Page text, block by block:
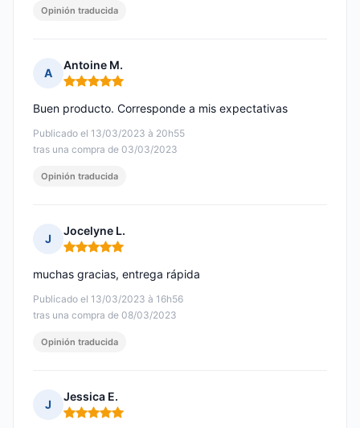
Opinión traducida
A
Antoine M.
Nota: 5 de 5
Publicado el 13/03/2023 à 20h55
tras una compra de 03/03/2023
Buen producto. Corresponde a mis expectativas
Opinión traducida
J
Jocelyne L.
Nota: 5 de 5
Publicado el 13/03/2023 à 16h56
tras una compra de 08/03/2023
muchas gracias, entrega rápida
Opinión traducida
J
Jessica E.
Nota: 5 de 5